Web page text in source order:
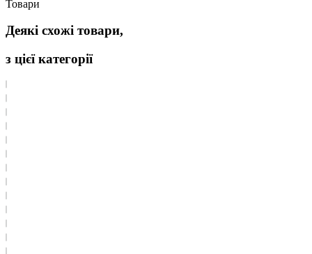
Товари
Деякі схожі товари,
з цієї категорії